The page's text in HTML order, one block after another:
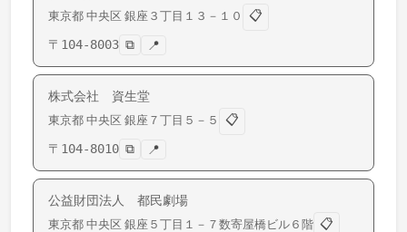
東京都 中央区 銀座 ３丁目１３－１０
📋
〒 104-8003 ⧉ 📍
株式会社 資生堂
東京都 中央区 銀座 ７丁目５－５
📋
〒 104-8010 ⧉ 📍
公益財団法人 都民劇場
東京都 中央区 銀座 ５丁目１－７数寄屋橋ビル６階 📋